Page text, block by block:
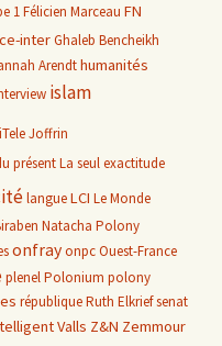
1Félicien Marceau FN
interGhaleb Bencheikh
Arendthumanités
islam
iTeleJoffrin
présentLa seul exactitude
langueLCI Le Monde
Natacha Polony
onfrayonpcOuest-France
plenelPolonium polony
républiqueRuth Elkriefsenat
Valls Z&N Zemmour